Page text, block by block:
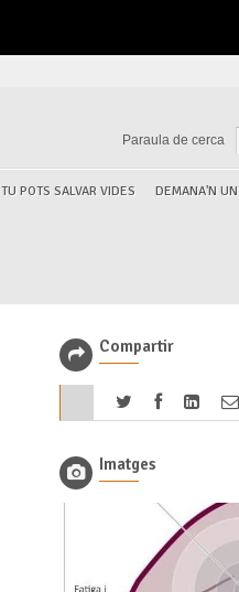
Paraula de cerca
TU POTS SALVAR VIDES DEMANA'N UN
Compartir
Imatges